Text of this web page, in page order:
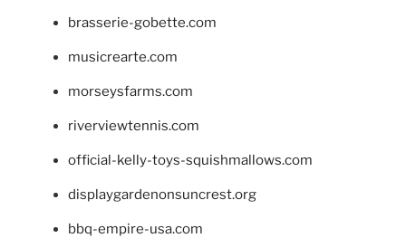
brasserie-gobette.com
musicrearte.com
morseysfarms.com
riverviewtennis.com
official-kelly-toys-squishmallows.com
displaygardenonsuncrest.org
bbq-empire-usa.com